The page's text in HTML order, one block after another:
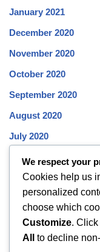
January 2021
December 2020
November 2020
October 2020
September 2020
August 2020
July 2020
June 2020
May 2020
April 2020
March 2020
February 2020
We respect your
Cookies help us
personalized
choose which
Customize. Click
All
to decline